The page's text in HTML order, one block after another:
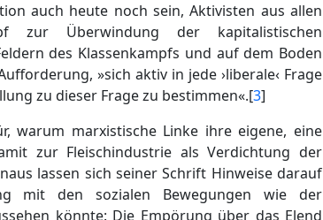
auch heute noch sein, Aktivisten aus allen
zur Überwindung der kapitalistischen
des Klassenkampfs und auf dem Boden
»sich aktiv in jede ›liberale‹ Frage
zu dieser Frage zu bestimmen«.[3]
warum marxistische Linke ihre eigene, eine
zur Fleischindustrie als Verdichtung der
lassen sich seiner Schrift Hinweise darauf
mit den sozialen Bewegungen wie der
könnte: Die Empörung über das Elend